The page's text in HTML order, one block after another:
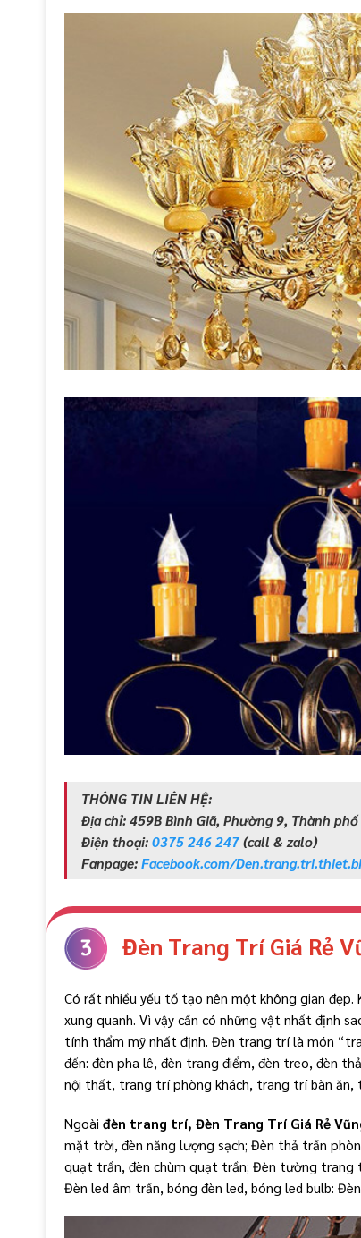
THÔNG TIN LIÊN HỆ:
Địa chỉ: 459B Bình Giã, Phường 9, Thành phố
Điện thoại: 0375 246 247 (call & zalo)
Fanpage: Facebook.com/
Đèn Trang Trí Giá Rẻ
Có rất nhiều yếu tố tạo nên một không gian đẹp.
xung quanh. Vì vậy cần có những vật nhất định
tính thẩm mỹ nhất định. Đèn trang trí là món
đến: đèn pha lê, đèn trang điểm, đèn treo, đèn
nội thất, trang trí phòng khách, trang trí bàn
Ngoài đèn trang trí, Đèn Trang Trí Giá Rẻ
mặt trời, đèn năng lượng sạch; Đèn thả trần
quạt trần, đèn chùm quạt trần; Đèn tường
Đèn led âm trần, bóng đèn led, bóng led bulb: